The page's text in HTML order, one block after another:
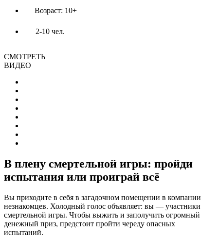
Возраст: 10+
2-10 чел.
СМОТРЕТЬ
ВИДЕО
В плену смертельной игры: пройди
испытания или проиграй всё
Вы приходите в себя в загадочном помещении в компании
незнакомцев. Холодный голос объявляет: вы — участники
смертельной игры. Чтобы выжить и заполучить огромный
денежный приз, предстоит пройти череду опасных
испытаний.